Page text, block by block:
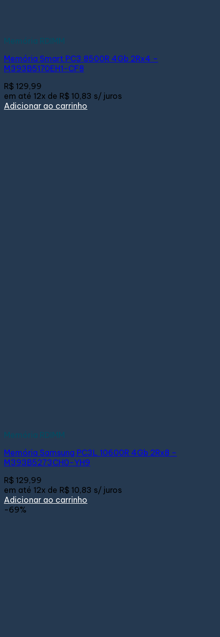
Memória RDIMM
Memória Smart PC3 8500R 4Gb 2Rx4 –
M393B5170EH1-CF8
R$ 129,99
em até 12x de R$ 10,83 s/ juros
Adicionar ao carrinho
Memória RDIMM
Memória Samsung PC3L 10600R 4Gb 2Rx8 –
M393B5273CH0-YH9
R$ 129,99
em até 12x de R$ 10,83 s/ juros
Adicionar ao carrinho
-69%